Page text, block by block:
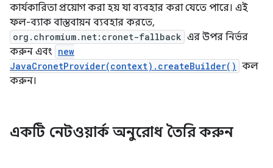
কার্যকারিতা প্রয়োগ করা হয় যা ব্যবহার করা যেতে পারে। এই
ফল-ব্যাক বাস্তবায়ন ব্যবহার করতে,
org.chromium.net:cronet-fallback এর উপর নির্ভর
করুন এবং new
JavaCronetProvider(context).createBuilder() কল
করুন।
একটি নেটওয়ার্ক অনুরোধ তৈরি করুন